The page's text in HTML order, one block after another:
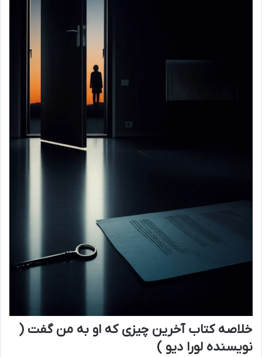
خلاصه کتاب آخرین چیزی که او به من گفت (
نویسنده لورا دیو )